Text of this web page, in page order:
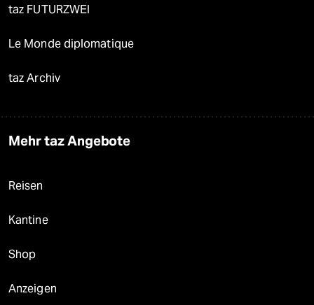
taz FUTURZWEI
Le Monde diplomatique
taz Archiv
Mehr taz Angebote
Reisen
Kantine
Shop
Anzeigen